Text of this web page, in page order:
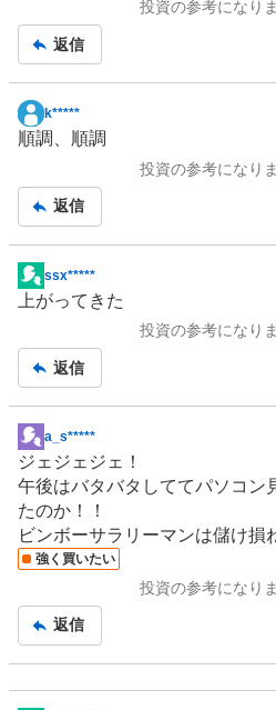
事
投資の参考になり
返信
掲
示
事
k*****
順調、順調
投資の参考になり
返信
掲
示
事
ssx*****
上がってきた
投資の参考になり
返信
掲
示
板
記
事
a_s*****
ジェジェジェ！
午後はバタバタしててパソコ
たのか！！
ビンボーサラリーマンは儲け損
強く買いたい
投資の参考になり
返信